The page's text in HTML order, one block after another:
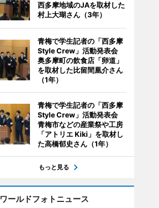
西多摩地域のJAを取材した
村上大瑚さん（3年）
青梅で学生記者の「西多摩
Style Crew」活動発表会
奥多摩町の飲食店「卵道」
を取材した比留間凰介さん
（1年）
青梅で学生記者の「西多摩
Style Crew」活動発表会
青梅市などの産業祭や工房
「アトリエ Kiki」を取材し
た高橋郁史さん（1年）
もっと見る
ワールドフォトニュース